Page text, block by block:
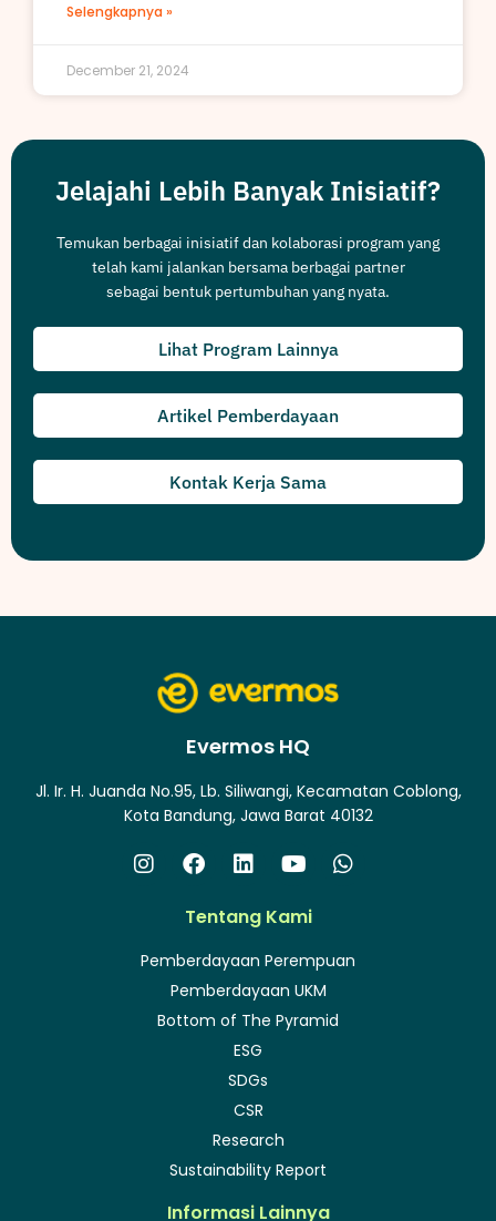
Selengkapnya »
December 21, 2024
Jelajahi Lebih Banyak Inisiatif?
Temukan berbagai inisiatif dan kolaborasi program yang
telah kami jalankan bersama berbagai partner
sebagai bentuk pertumbuhan yang nyata.
Lihat Program Lainnya
Artikel Pemberdayaan
Kontak Kerja Sama
Evermos HQ
Jl. Ir. H. Juanda No.95, Lb. Siliwangi, Kecamatan Coblong,
Kota Bandung, Jawa Barat 40132
Tentang Kami
Pemberdayaan Perempuan
Pemberdayaan UKM
Bottom of The Pyramid
ESG
SDGs
CSR
Research
Sustainability Report
Informasi Lainnya